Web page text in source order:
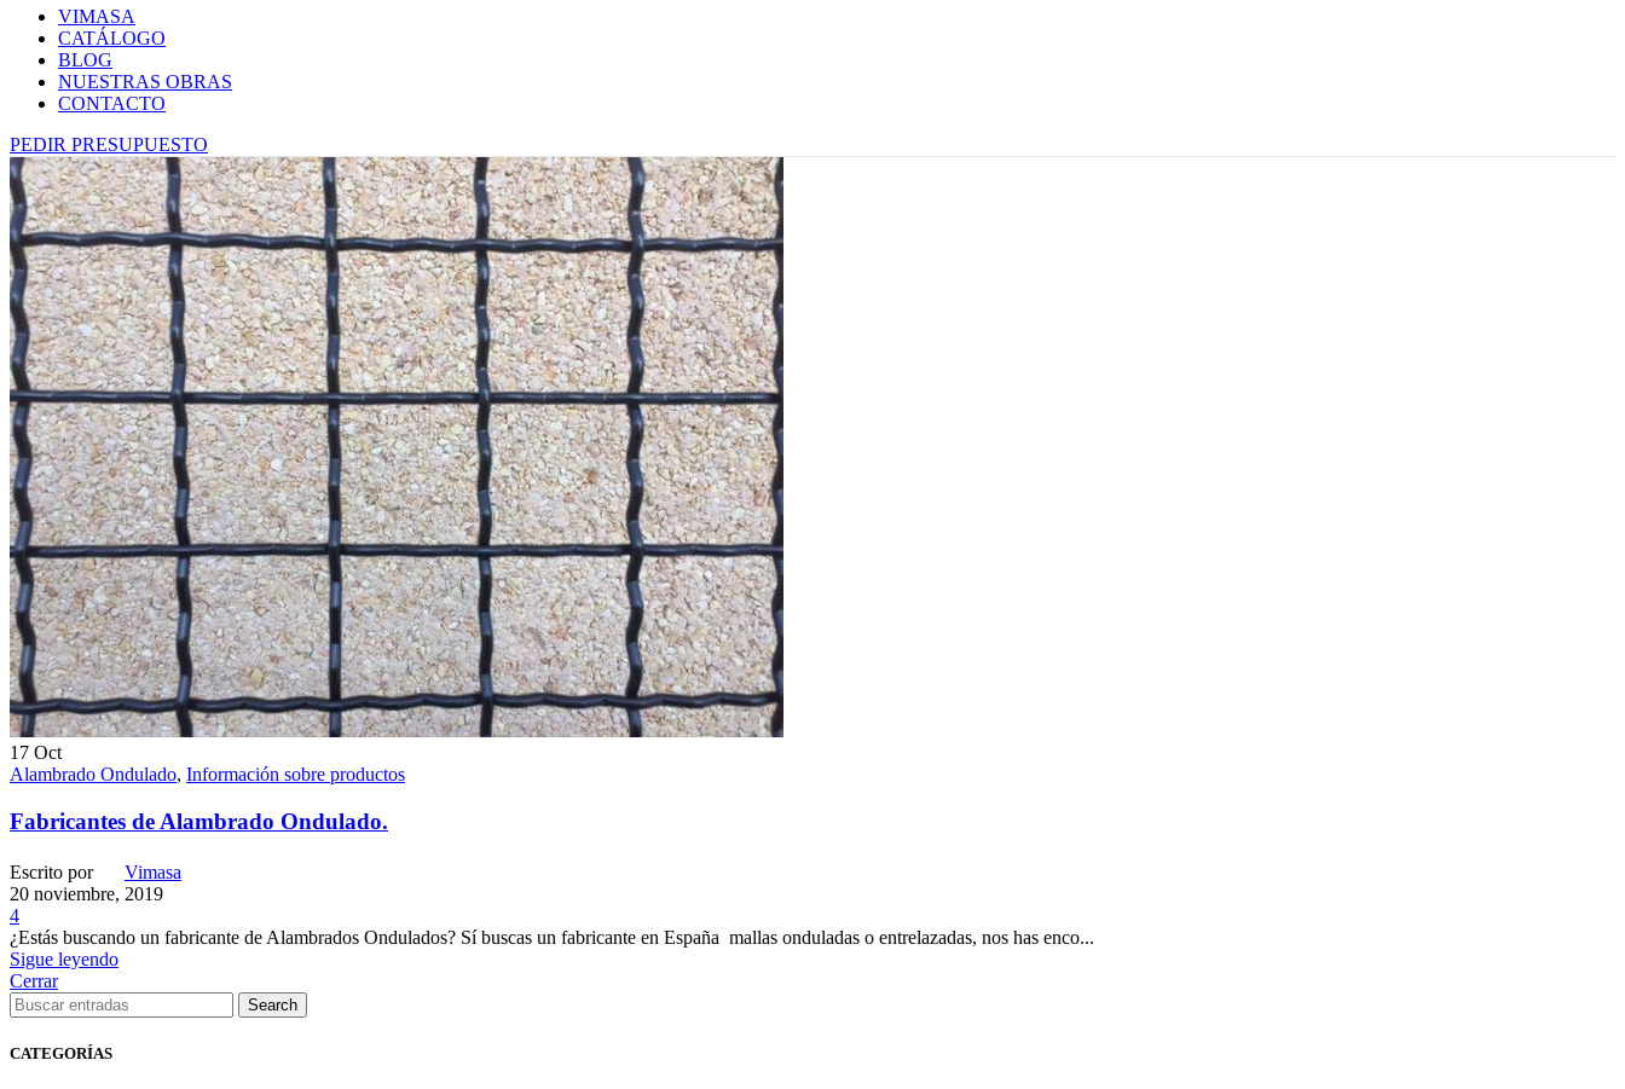
VIMASA
CATÁLOGO
BLOG
NUESTRAS OBRAS
CONTACTO
PEDIR PRESUPUESTO
17 Oct
Alambrado Ondulado, Información sobre productos
Fabricantes de Alambrado Ondulado.
Escrito por
Vimasa
20 noviembre, 2019
4
¿Estás buscando un fabricante de Alambrados Ondulados? Sí buscas un fabricante en España mallas onduladas o entrelazadas, nos has enco...
Sigue leyendo
Cerrar
Search
CATEGORÍAS